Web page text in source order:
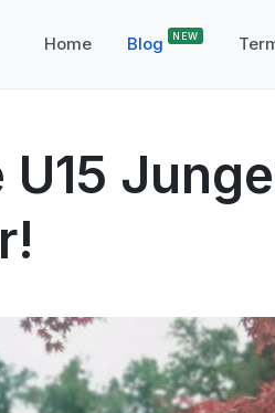
Home Blog
U15